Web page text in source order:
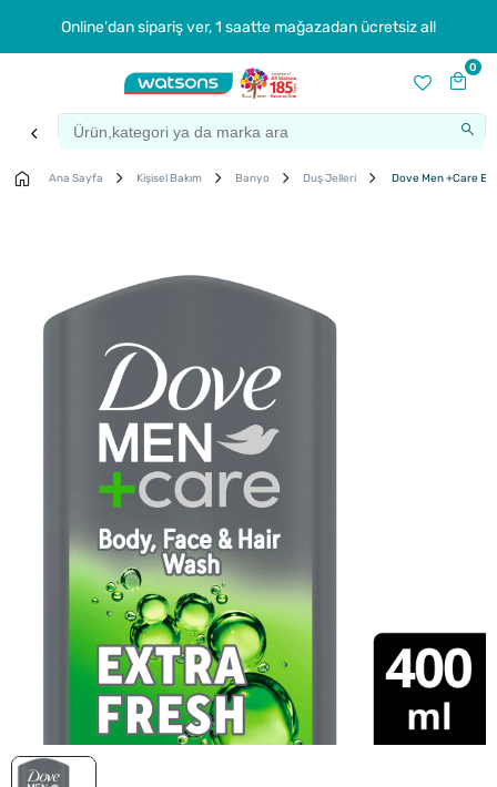
Online'dan sipariş ver, 1 saatte mağazadan ücretsiz al!
0
Ana Sayfa Kişisel Bakım Banyo Duş Jelleri Dove Men +Care